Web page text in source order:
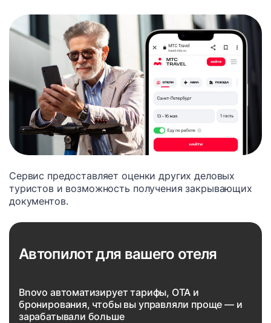
Сервис предоставляет оценки других деловых
туристов и возможность получения закрывающих
документов.
Автопилот для вашего отеля
Bnovo автоматизирует тарифы, OTA и
бронирования, чтобы вы управляли проще — и
зарабатывали больше